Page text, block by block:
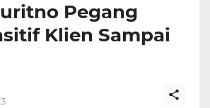
Pegang
Klien Sampai